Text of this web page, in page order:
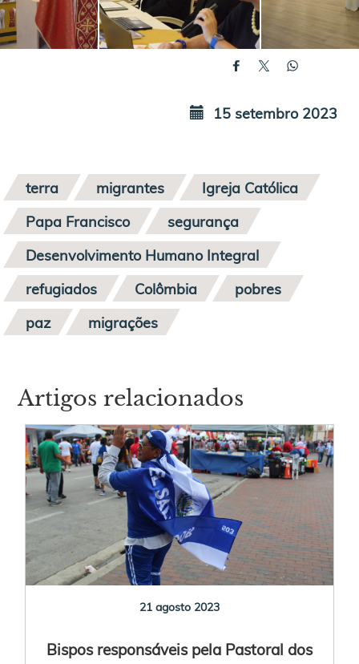
15 setembro 2023
terra migrantes
Igreja Católica
Papa Francisco
segurança
Desenvolvimento Humano Integral
refugiados
Colômbia
pobres
paz
migrações
Artigos relacionados
21 agosto 2023
Bispos responsáveis pela Pastoral dos